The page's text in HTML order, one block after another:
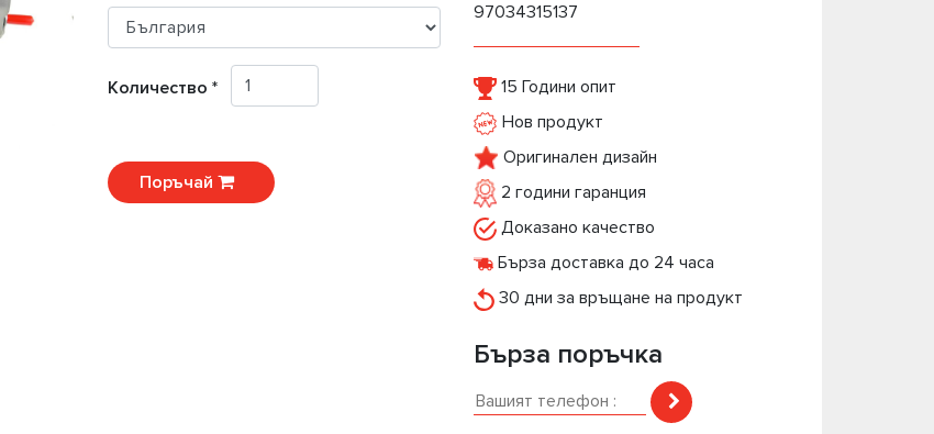
Количество *
Поръчай
97034315137
15 Години опит
Нов продукт
Оригинален дизайн
2 години гаранция
Доказано качество
Бърза доставка до 24 часа
30 дни за връщане на продукт
Бърза поръчка